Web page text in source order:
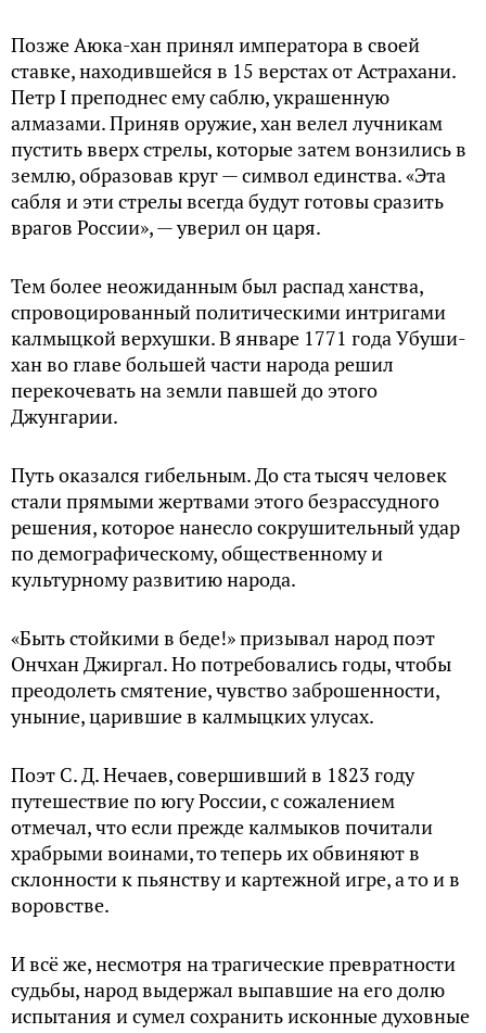
Позже Аюка-хан принял императора в своей
ставке, находившейся в 15 верстах от Астрахани.
Петр I преподнес ему саблю, украшенную
алмазами. Приняв оружие, хан велел лучникам
пустить вверх стрелы, которые затем вонзились в
землю, образовав круг — символ единства. «Эта
сабля и эти стрелы всегда будут готовы сразить
врагов России», — уверил он царя.
Тем более неожиданным был распад ханства,
спровоцированный политическими интригами
калмыцкой верхушки. В январе 1771 года Убуши-
хан во главе большей части народа решил
перекочевать на земли павшей до этого
Джунгарии.
Путь оказался гибельным. До ста тысяч человек
стали прямыми жертвами этого безрассудного
решения, которое нанесло сокрушительный удар
по демографическому, общественному и
культурному развитию народа.
«Быть стойкими в беде!» призывал народ поэт
Ончхан Джиргал. Но потребовались годы, чтобы
преодолеть смятение, чувство заброшенности,
уныние, царившие в калмыцких улусах.
Поэт С. Д. Нечаев, совершивший в 1823 году
путешествие по югу России, с сожалением
отмечал, что если прежде калмыков почитали
храбрыми воинами, то теперь их обвиняют в
склонности к пьянству и картежной игре, а то и в
воровстве.
И всё же, несмотря на трагические превратности
судьбы, народ выдержал выпавшие на его долю
испытания и сумел сохранить исконные духовные